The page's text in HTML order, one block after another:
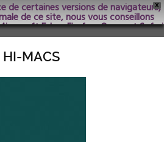
X
de certaines versions de navigateurs,
de ce site, nous vous conseillons
Edge, Firefox, Opera et Safari
les plus récentes.
MACS